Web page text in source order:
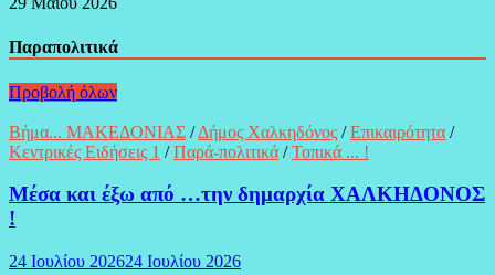
Παραπολιτικά
Προβολή όλων
Βήμα... ΜΑΚΕΔΟΝΙΑΣ /Δήμος Χαλκηδόνος /Επικαιρότητα /
Κεντρικές Ειδήσεις 1 /Παρά-πολιτικά /Τοπικά ... !
Μέσα και έξω από …την δημαρχία ΧΑΛΚΗΔΟΝΟΣ
!
24 Ιουλίου 202624 Ιουλίου 2026